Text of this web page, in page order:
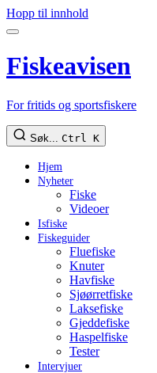
Hopp til innhold
Fiskeavisen
For fritids og sportsfiskere
Søk... Ctrl K
Hjem
Nyheter
Fiske
Videoer
Isfiske
Fiskeguider
Fluefiske
Knuter
Havfiske
Sjøørretfiske
Laksefiske
Gjeddefiske
Haspelfiske
Tester
Intervjuer